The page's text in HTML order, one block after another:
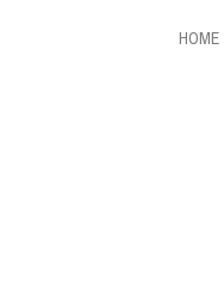
HOME